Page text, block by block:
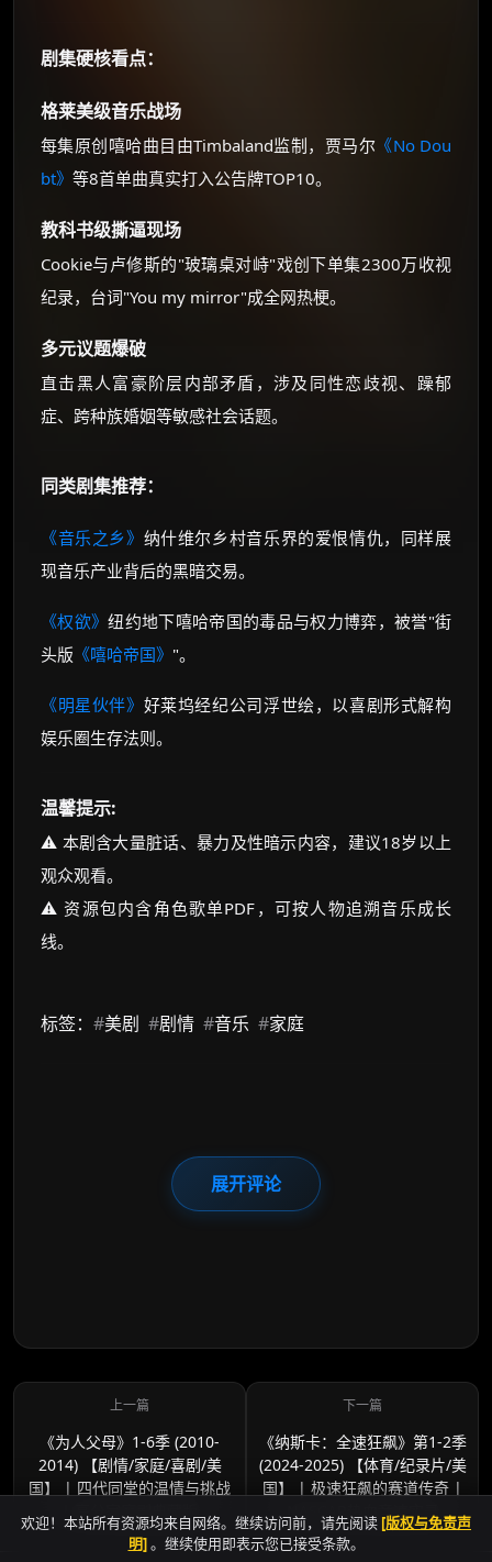
剧集硬核看点：
格莱美级音乐战场
每集原创嘻哈曲目由Timbaland监制，贾马尔 《No Dou
bt》 等8首单曲真实打入公告牌TOP10。
教科书级撕逼现场
Cookie与卢修斯的"玻璃桌对峙"戏创下单集2300万收视
纪录，台词"You my mirror"成全网热梗。
多元议题爆破
直击黑人富豪阶层内部矛盾，涉及同性恋歧视、躁郁
症、跨种族婚姻等敏感社会话题。
同类剧集推荐：
《音乐之乡》 纳什维尔乡村音乐界的爱恨情仇，同样展
现音乐产业背后的黑暗交易。
《权欲》纽约地下嘻哈帝国的毒品与权力博弈，被誉"街
头版 《嘻哈帝国》 "。
《明星伙伴》 好莱坞经纪公司浮世绘，以喜剧形式解构
娱乐圈生存法则。
温馨提示:
⚠️ 本剧含大量脏话、暴力及性暗示内容，建议18岁以上
观众观看。
⚠️ 资源包内含角色歌单PDF，可按人物追溯音乐成长
线。
标签： #美剧 #剧情 #音乐 #家庭
展开评论
《为人父母》1-6季 (2010-
2014) 【剧情/家庭/喜剧/美
国】 | 四代同堂的温情与挑战
| 高分家庭剧典藏版
《纳斯卡：全速狂飙》第1-2季
(2024-2025) 【体育/纪录片/美
国】 | 极速狂飙的赛道传奇 |
NASCAR热血竞速实录
欢迎！本站所有资源均来自网络。继续访问前，请先阅读 [版权与免责声
明]。继续使用即表示您已接受条款。